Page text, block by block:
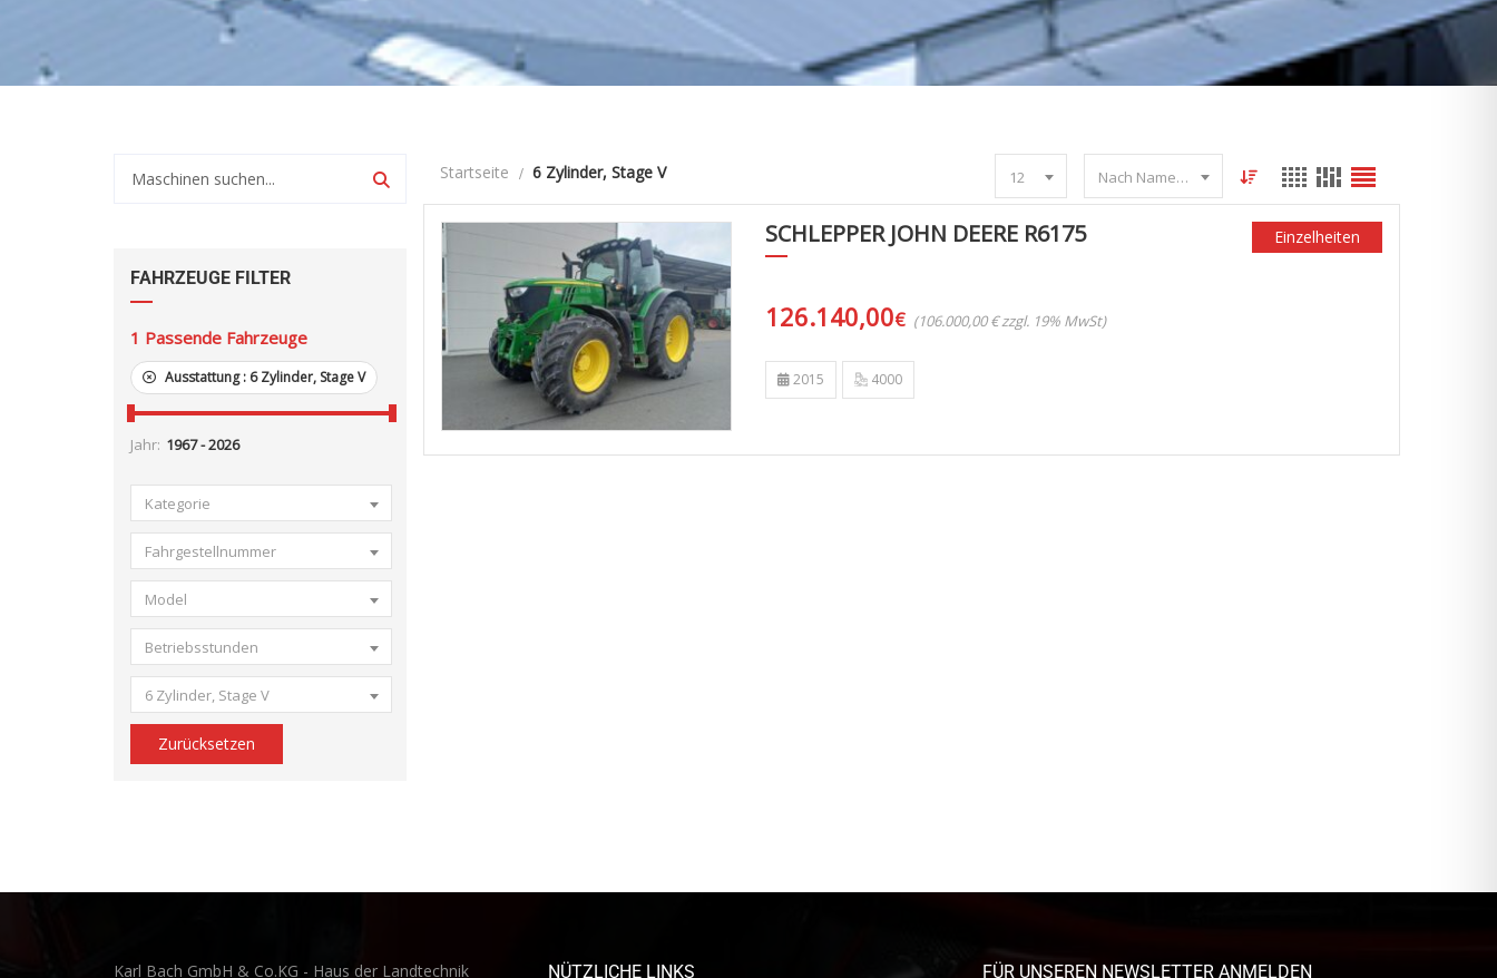
FAHRZEUGE FILTER
1 Passende Fahrzeuge
Ausstattung : 6 Zylinder, Stage V
Jahr:
Kategorie
Fahrgestellnummer
Model
Betriebsstunden
6 Zylinder, Stage V
Zurücksetzen
Startseite 6 Zylinder, Stage V 12 Nach Name sortieren
SCHLEPPER JOHN DEERE R6175
126.140,00€ (106.000,00 € zzgl. 19% MwSt)
Einzelheiten
2015 4000
Karl Bach GmbH & Co.KG - Haus der Landtechnik NÜTZLICHE LINKS FÜR UNSEREN NEWSLETTER ANMELDEN